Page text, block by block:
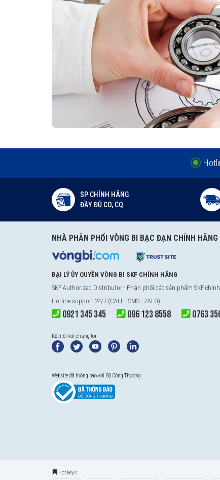
SP CHÍNH HÃNG
ĐẦY ĐỦ CO, CQ
NHÀ PHÂN PHỐI VÒNG BI BẠC ĐẠN CHÍNH HÃNG
ĐẠI LÝ ỦY QUYỀN VÒNG BI SKF CHÍNH HÃNG
SKF Authorized Distributor - Phân phối các sản phẩm SKF
Hotline support 24/7 (CALL - SMS - ZALO)
0921 345 345 096 123 8558 0763
Kết nối với chúng tôi
Website đã thông báo với Bộ Công Thương
Hot keys: